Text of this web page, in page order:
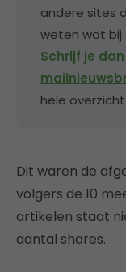
andere sites
weten wat bij
Schrijf je
hele
Dit waren de
volgers de 10
artikelen staat
aantal shares.